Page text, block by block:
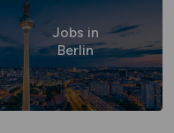
Jobs in
Berlin